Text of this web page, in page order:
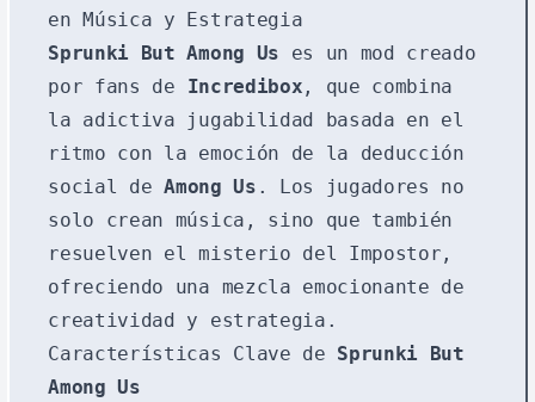
en Música y Estrategia
Sprunki But Among Us es un mod creado
por fans de Incredibox , que combina
la adictiva jugabilidad basada en el
ritmo con la emoción de la deducción
social deAmong Us . Los jugadores no
solo crean música, sino que también
resuelven el misterio del Impostor,
ofreciendo una mezcla emocionante de
creatividad y estrategia.
Características Clave de Sprunki But
Among Us